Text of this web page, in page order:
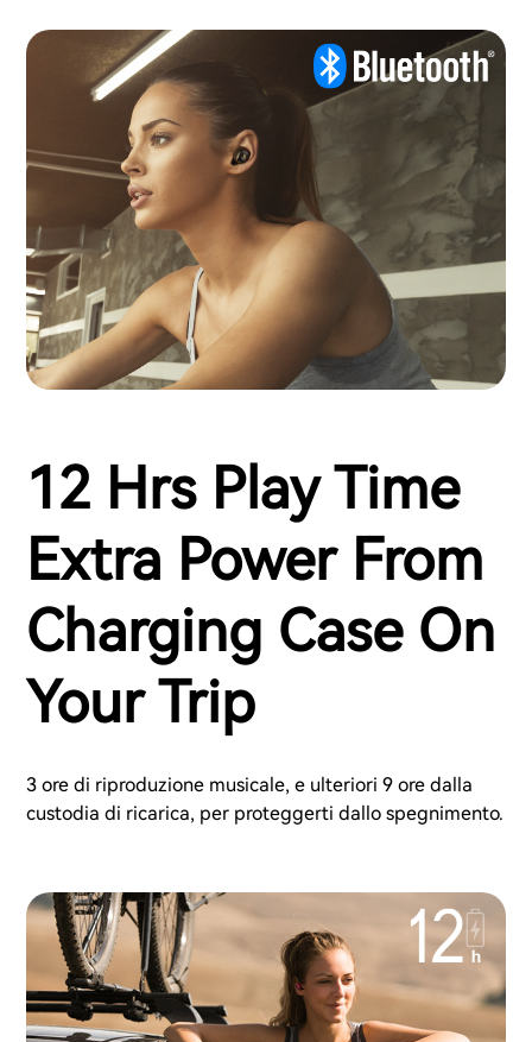
12 Hrs Play Time
Extra Power From
Charging Case On
Your Trip
3 ore di riproduzione musicale, e ulteriori 9 ore dalla
custodia di ricarica, per proteggerti dallo spegnimento.